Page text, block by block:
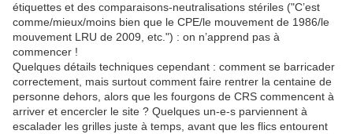
étiquettes et des comparaisons-neutralisations stériles ("C’est
comme/mieux/moins bien que le CPE/le mouvement de 1986/le
mouvement LRU de 2009, etc.") : on n’apprend pas à
commencer !
Quelques détails techniques cependant : comment se barricader
correctement, mais surtout comment faire rentrer la centaine de
personne dehors, alors que les fourgons de CRS commencent à
arriver et encercler le site ? Quelques un-e-s parviennent à
escalader les grilles juste à temps, avant que les flics entourent